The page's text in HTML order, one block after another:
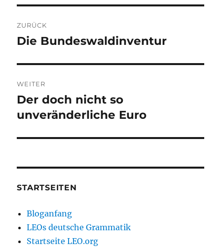
ZURÜCK
Vorheriger
Die Bundeswaldinventur
WEITER
Nächster
Beitrag:
Der doch nicht so
unveränderliche Euro
STARTSEITEN
Bloganfang
LEOs deutsche Grammatik
Startseite LEO.org